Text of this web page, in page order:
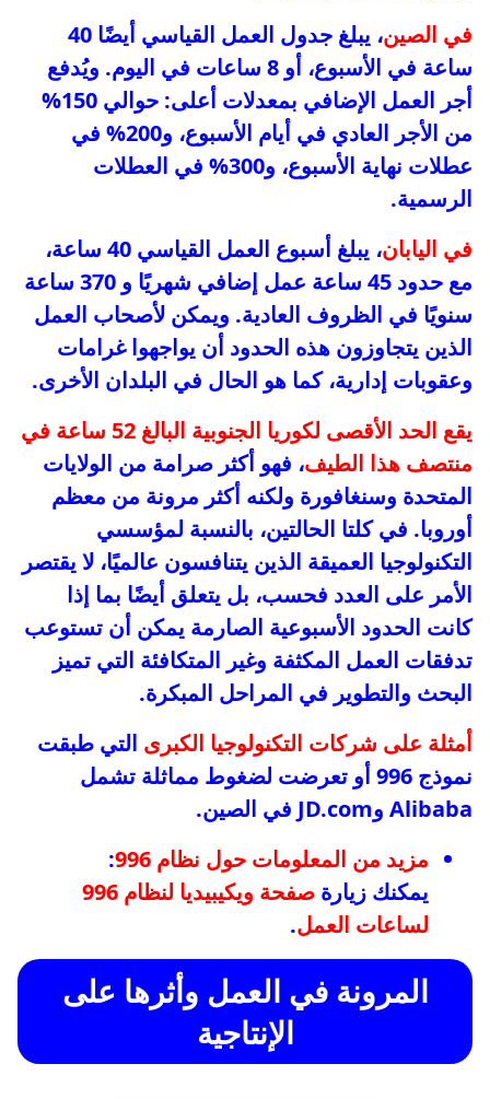
في الصين
، يبلغ جدول العمل القياسي أيضًا 40
ساعة في الأسبوع، أو 8 ساعات في اليوم. ويُدفع
أجر العمل الإضافي بمعدلات أعلى: حوالي 150%
من الأجر العادي في أيام الأسبوع، و200% في
عطلات نهاية الأسبوع، و300% في العطلات
الرسمية.
في اليابان
، يبلغ أسبوع العمل القياسي 40 ساعة،
مع حدود 45 ساعة عمل إضافي شهريًا و 370 ساعة
سنويًا في الظروف العادية. ويمكن لأصحاب العمل
الذين يتجاوزون هذه الحدود أن يواجهوا غرامات
وعقوبات إدارية، كما هو الحال في البلدان الأخرى.
يقع الحد الأقصى لكوريا الجنوبية البالغ 52 ساعة في
منتصف هذا الطيف، فهو أكثر صرامة من الولايات
المتحدة وسنغافورة ولكنه أكثر مرونة من معظم
أوروبا. في كلتا الحالتين، بالنسبة لمؤسسي
التكنولوجيا العميقة الذين يتنافسون عالميًا، لا يقتصر
الأمر على العدد فحسب، بل يتعلق أيضًا بما إذا
كانت الحدود الأسبوعية الصارمة يمكن أن تستوعب
تدفقات العمل المكثفة وغير المتكافئة التي تميز
البحث والتطوير في المراحل المبكرة.
أمثلة على شركات التكنولوجيا الكبرى التي طبقت
نموذج 996 أو تعرضت لضغوط مماثلة تشمل
Alibaba وJD.com في الصين.
مزيد من المعلومات حول نظام 996
:
يمكنك زيارة
صفحة ويكيبيديا لنظام 996
لساعات العمل.
المرونة في العمل وأثرها على
الإنتاجية